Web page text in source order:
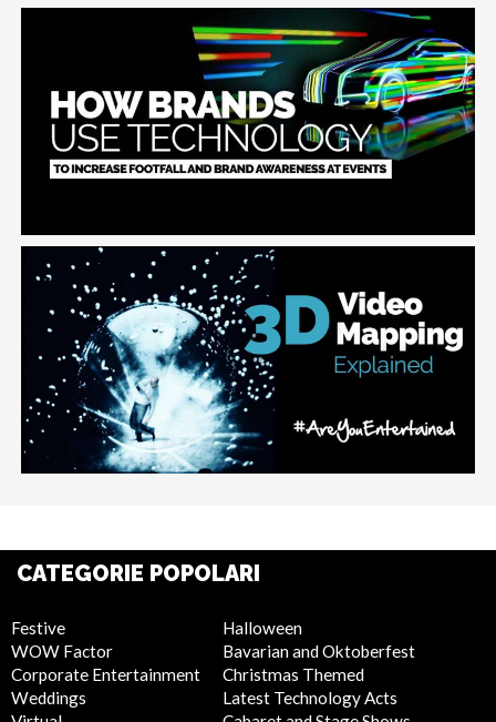
CATEGORIE POPOLARI
Festive
WOW Factor
Corporate Entertainment
Weddings
Halloween
Bavarian and Oktoberfest
Christmas Themed
Latest Technology Acts